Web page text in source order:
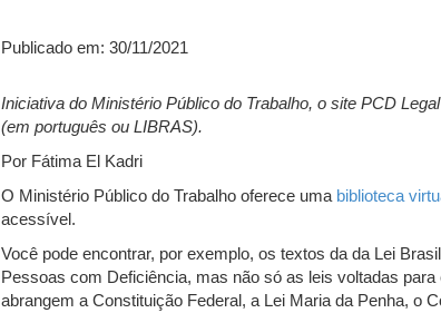
Publicado em: 30/11/2021
Iniciativa do Ministério Público do Trabalho, o site PCD
(em português ou LIBRAS).
Por Fátima El Kadri
O Ministério Público do Trabalho oferece uma biblioteca
acessível.
Você pode encontrar, por exemplo, os textos da da Lei
Pessoas com Deficiência, mas não só as leis voltadas
abrangem a Constituição Federal, a Lei Maria da Penha, o